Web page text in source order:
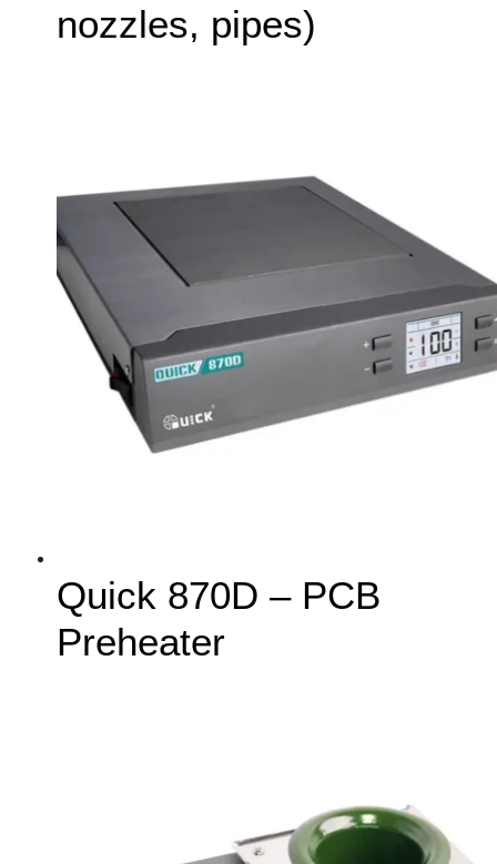
nozzles, pipes)
Quick 870D – PCB
Preheater